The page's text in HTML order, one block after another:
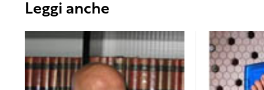
Leggi anche